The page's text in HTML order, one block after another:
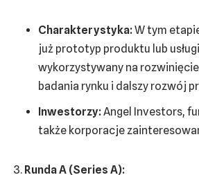
Charakterystyka:W tym
już prototyp produktu lub
wykorzystywany na
badania rynku i dalszy rozwój
Inwestorzy:Angel Investors,
także korporacje
Runda A (Series A):